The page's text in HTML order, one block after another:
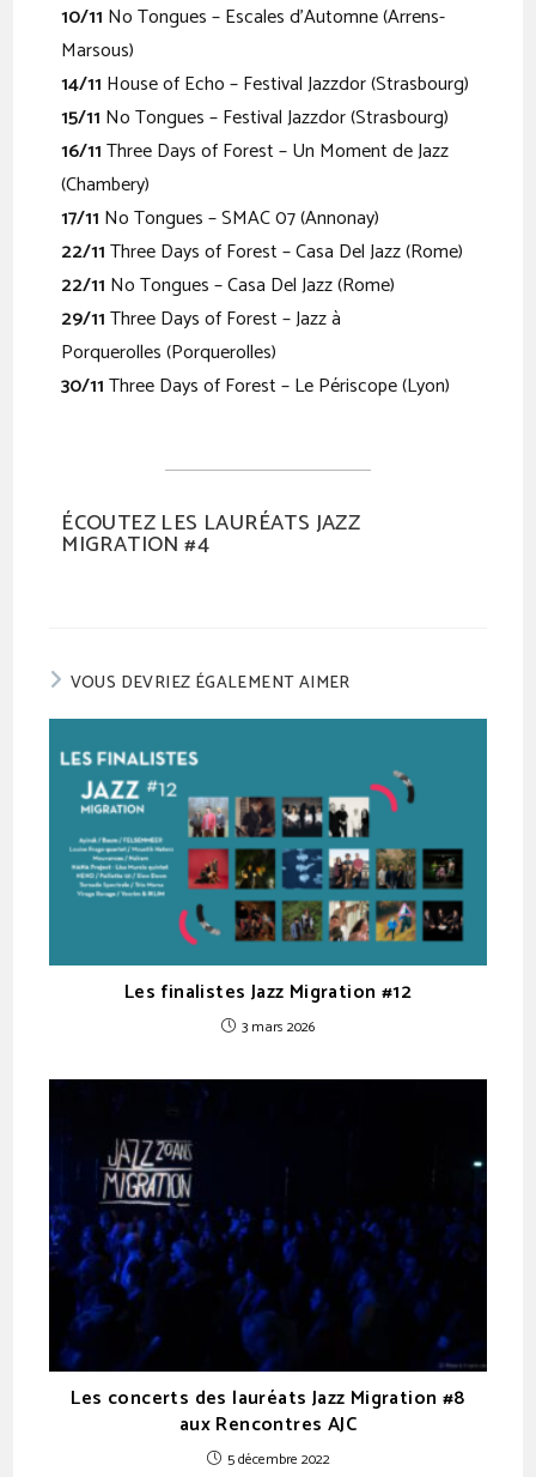
10/11 No Tongues – Escales d’Automne (Arrens-
Marsous)
14/11 House of Echo – Festival Jazzdor (Strasbourg)
15/11 No Tongues – Festival Jazzdor (Strasbourg)
16/11Three Days of Forest – Un Moment de Jazz
(Chambery)
17/11 No Tongues – SMAC 07 (Annonay)
22/11Three Days of Forest – Casa Del Jazz (Rome)
22/11 No Tongues – Casa Del Jazz (Rome)
29/11Three Days of Forest – Jazz à
Porquerolles (Porquerolles)
30/11Three Days of Forest – Le Périscope (Lyon)
ÉCOUTEZ LES LAURÉATS JAZZ
MIGRATION #4
VOUS DEVRIEZ ÉGALEMENT AIMER
Les finalistes Jazz Migration #12
3 mars 2026
Les concerts des lauréats Jazz Migration #8
aux Rencontres AJC
5 décembre 2022